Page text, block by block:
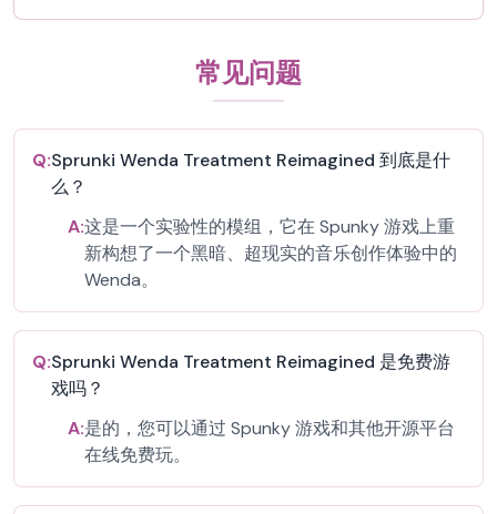
常见问题
Q:Sprunki Wenda Treatment Reimagined 到底是什
么？
A:这是一个实验性的模组，它在 Spunky 游戏上重
新构想了一个黑暗、超现实的音乐创作体验中的
Wenda。
Q:Sprunki Wenda Treatment Reimagined 是免费游
戏吗？
A:是的，您可以通过 Spunky 游戏和其他开源平台
在线免费玩。